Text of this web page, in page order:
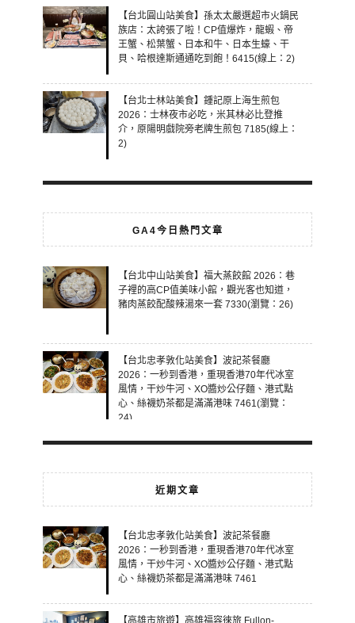
【台北圓山站美食】孫太太嚴選超市火鍋民
族店：太誇張了啦！CP值爆炸，龍蝦、帝
王蟹、松葉蟹、日本和牛、日本生蠔、干
貝、哈根達斯通通吃到飽！6415(線上：2)
【台北士林站美食】鍾記原上海生煎包
2026：士林夜市必吃，米其林必比登推
介，原陽明戲院旁老牌生煎包 7185(線上：
2)
GA4今日熱門文章
【台北中山站美食】福大蒸餃館 2026：巷
子裡的高CP值美味小館，觀光客也知道，
豬肉蒸餃配酸辣湯來一套 7330(瀏覽：26)
【台北忠孝敦化站美食】波記茶餐廳
2026：一秒到香港，重現香港70年代冰室
風情，干炒牛河、XO醬炒公仔麵、港式點
心、絲襪奶茶都是滿滿港味 7461(瀏覽：
24)
近期文章
【台北忠孝敦化站美食】波記茶餐廳
2026：一秒到香港，重現香港70年代冰室
風情，干炒牛河、XO醬炒公仔麵、港式點
心、絲襪奶茶都是滿滿港味 7461
【高雄市旅遊】高雄福容徠旅 Fullon-